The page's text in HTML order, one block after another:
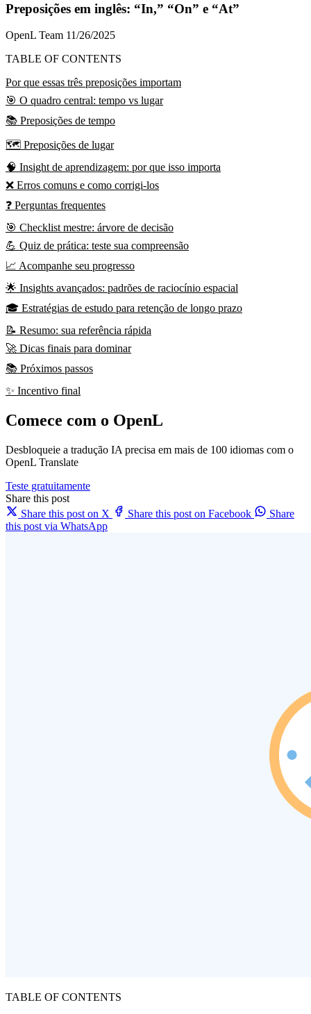
Preposições em inglês: “In,” “On” e “At”
OpenL Team 11/26/2025
TABLE OF CONTENTS
Por que essas três preposições importam
🎯 O quadro central: tempo vs lugar
📚 Preposições de tempo
🗺️ Preposições de lugar
🧠 Insight de aprendizagem: por que isso importa
❌ Erros comuns e como corrigi-los
❓ Perguntas frequentes
🎯 Checklist mestre: árvore de decisão
💪 Quiz de prática: teste sua compreensão
📈 Acompanhe seu progresso
🌟 Insights avançados: padrões de raciocínio espacial
🎓 Estratégias de estudo para retenção de longo prazo
📝 Resumo: sua referência rápida
🚀 Dicas finais para dominar
📚 Próximos passos
✨ Incentivo final
Comece com o OpenL
Desbloqueie a tradução IA precisa em mais de 100 idiomas com o
OpenL Translate
Teste gratuitamente
Share this post
Share this post on X
Share this post on Facebook
Share
this post via WhatsApp
TABLE OF CONTENTS